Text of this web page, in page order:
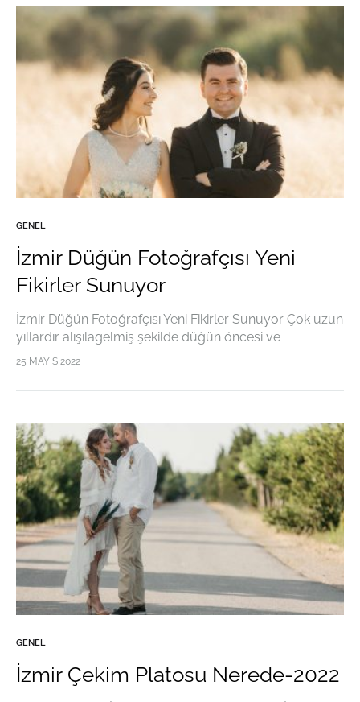
GENEL
İzmir Düğün Fotoğrafçısı Yeni
Fikirler Sunuyor
İzmir Düğün Fotoğrafçısı Yeni Fikirler Sunuyor Çok uzun
yıllardır alışılagelmiş şekilde düğün öncesi ve
sonrasında çekilen fotoğraflarda ezberlenmiş sahneler
kişi İzmir…
25 MAYIS 2022
GENEL
İzmir Çekim Platosu Nerede-2022